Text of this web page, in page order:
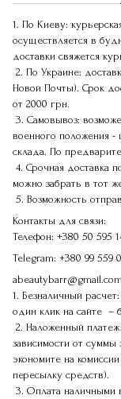
1. По Киеву:
осуществляется в
доставки свяжется
2. По Украине:
Новой Почты). Срок
от 2000 грн.
3. Самовывоз:
военного положения
склада. По
4. Срочная доставка
можно забрать в тот
5. Возможность
Контакты для связи:
Телефон: +380 50 595
Telegram: +380 99 559
abeautybarr@gmail.com
1. Безналичный
один клик на сайте –
2. Наложенный
зависимости от суммы
экономите на
пересылку средств).
3. Оплата наличными